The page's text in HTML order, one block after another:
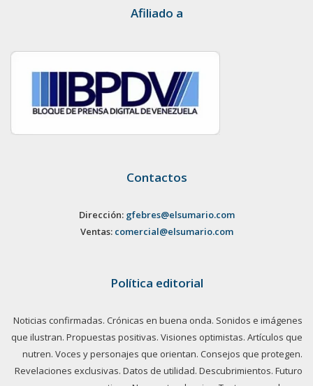
Afiliado a
Contactos
Dirección: gfebres@elsumario.com
Ventas: comercial@elsumario.com
Política editorial
Noticias confirmadas. Crónicas en buena onda. Sonidos e imágenes
que ilustran. Propuestas positivas. Visiones optimistas. Artículos que
nutren. Voces y personajes que orientan. Consejos que protegen.
Revelaciones exclusivas. Datos de utilidad. Descubrimientos. Futuro